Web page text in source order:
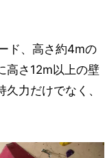
ド、高さ約4mの
高さ12m以上の壁
力だけでなく、